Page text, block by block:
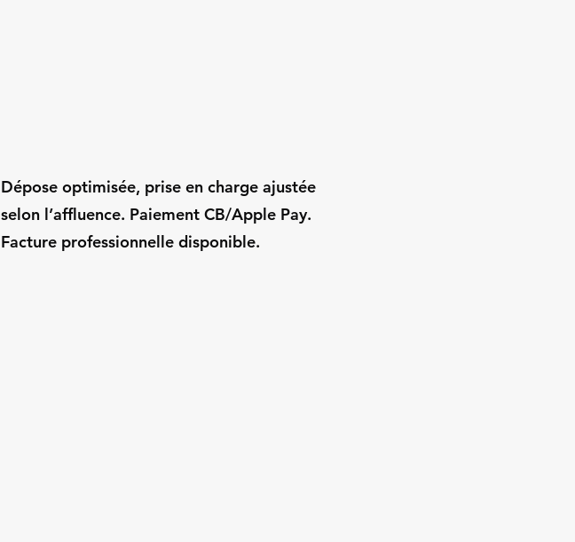
Dépose optimisée, prise en charge ajustée
selon l’affluence. Paiement CB/Apple Pay.
Facture professionnelle disponible.